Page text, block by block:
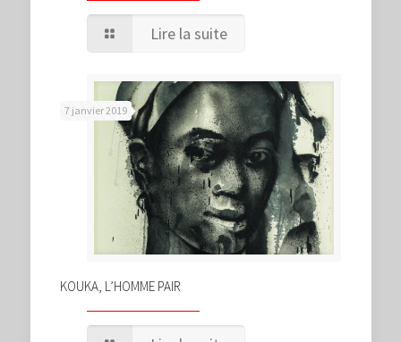
Lire la suite
7 janvier 2019
KOUKA, L’HOMME PAIR